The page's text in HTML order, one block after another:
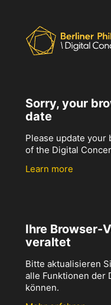
Sorry, your
date
Please update your
of the Digital
Learn more
Ihre Browser-
veraltet
Bitte aktualisieren
alle Funktionen der
können.